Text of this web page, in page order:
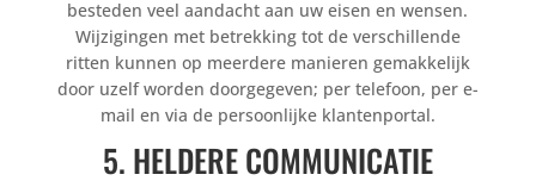
besteden veel aandacht aan uw eisen en wensen.
Wijzigingen met betrekking tot de verschillende
ritten kunnen op meerdere manieren gemakkelijk
door uzelf worden doorgegeven; per telefoon, per e-
mail en via de persoonlijke klantenportal.
5. HELDERE COMMUNICATIE